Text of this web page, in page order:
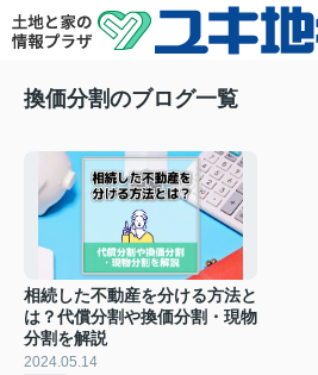
換価分割のブログ一覧
相続した不動産を分ける方法と
は？代償分割や換価分割・現物
分割を解説
2024.05.14